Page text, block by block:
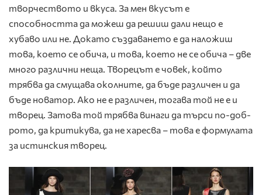
творчеството и вкуса. За мен вкусът е
способността да можеш да решиш дали нещо е
хубаво или не. Докато създава­нето е да наложиш
това, което се обича, и това, което не се обича – две
много различ­ни неща. Творецът е човек, кой­то
трябва да смущава околните, да бъде различен и да
бъде новатор. Ако не е различен, тогава той не е и
творец. Затова той трябва винаги да търси по-доб­
рото, да критикува, да не харес­ва – това е формулата
за истинския творец.